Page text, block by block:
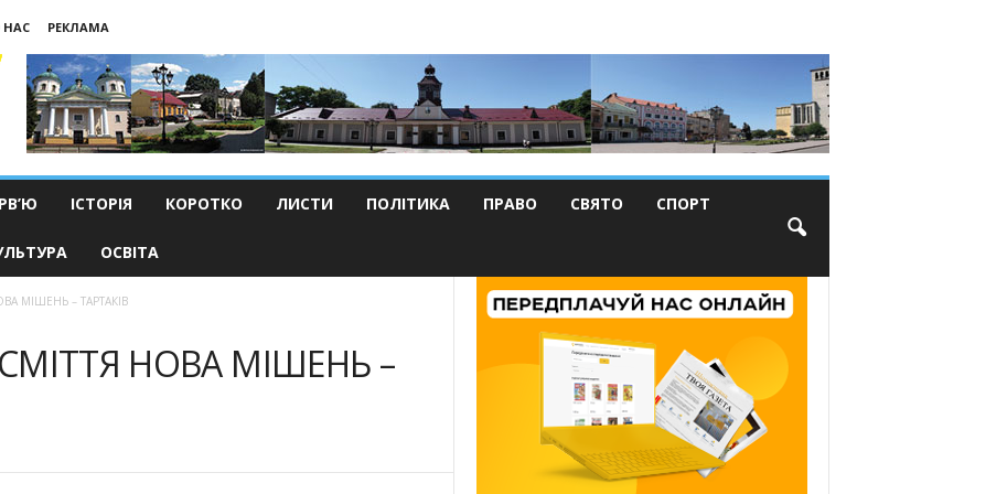
НАС
РЕКЛАМА
ІСТОРІЯ КОРОТКО ЛИСТИ ПОЛІТИКА ПРАВО СВЯТО СПОРТ
ОСВІТА
МІШЕНЬ – ТАРТАКІВ
НОВА МІШЕНЬ –